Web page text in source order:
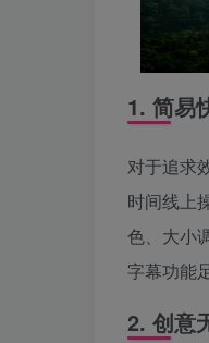
1. 简易
对于追求
时间线上
色、大小
字幕功能
2. 创意